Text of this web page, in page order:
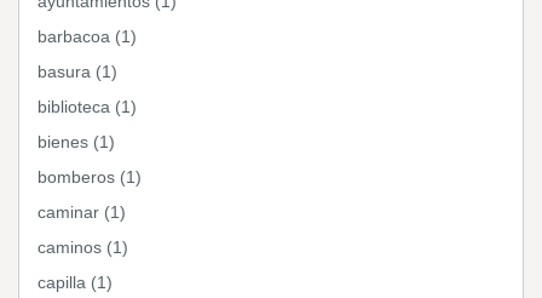
barbacoa (1)
basura (1)
biblioteca (1)
bienes (1)
bomberos (1)
caminar (1)
caminos (1)
capilla (1)